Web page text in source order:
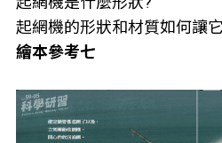
起網機的形狀和材質如何讓
繪本參考七